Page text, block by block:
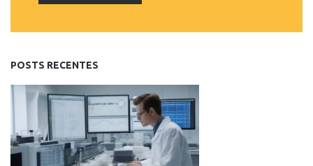
POSTS RECENTES